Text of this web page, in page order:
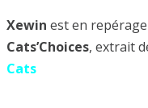
Xewin est en
Cats’Choices, extrait
Cats